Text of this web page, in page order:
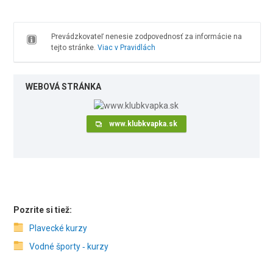
Prevádzkovateľ nenesie zodpovednosť za informácie na
tejto stránke. Viac v Pravidlách
WEBOVÁ STRÁNKA
www.klubkvapka.sk
Pozrite si tiež:
Plavecké kurzy
Vodné športy ‑ kurzy